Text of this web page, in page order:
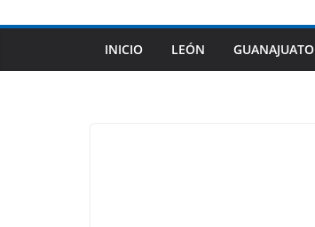
INICIO LEÓN GUANAJUATO